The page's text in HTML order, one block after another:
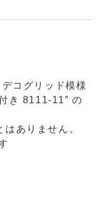
コグリッド模様
き 8111-11” の
ありません。